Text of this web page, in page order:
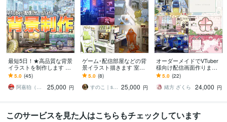
最短5日！★高品質な背景
イラストを制作します 企
業実績多数！VTuber様配
信背景/IRIAM背景/etc
5.0 (45)
阿嘉狛（あがべ）
25,000 円
ゲーム･配信部屋などの背
景イラスト描きます 室内
背景に特化したサービス
です
5.0 (8)
すのこ｜snoko 25,000 円
オーダーメイドでVTuber
様向け配信画面作ります
デザイン背景もお部屋風
背景もおまかせください
5.0 (22)
緒方 ざくら
24,000 円
このサービスを見た人はこちらもチェックしています